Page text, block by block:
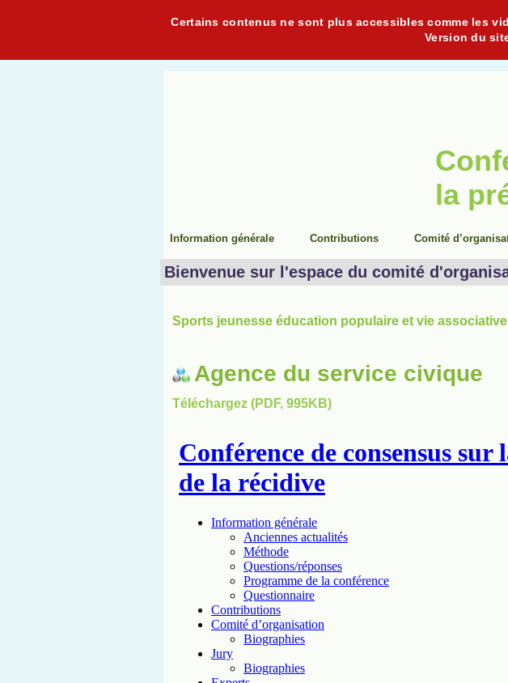
Certains contenus ne sont plus accessibles comme les
Version du
la
Information générale Contributions Comité
Bienvenue sur l'espace du comité
Sports jeunesse éducation populaire et vie associative
Agence du service civique
Téléchargez (PDF, 995KB)